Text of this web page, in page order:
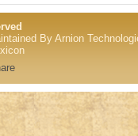
By Arnion